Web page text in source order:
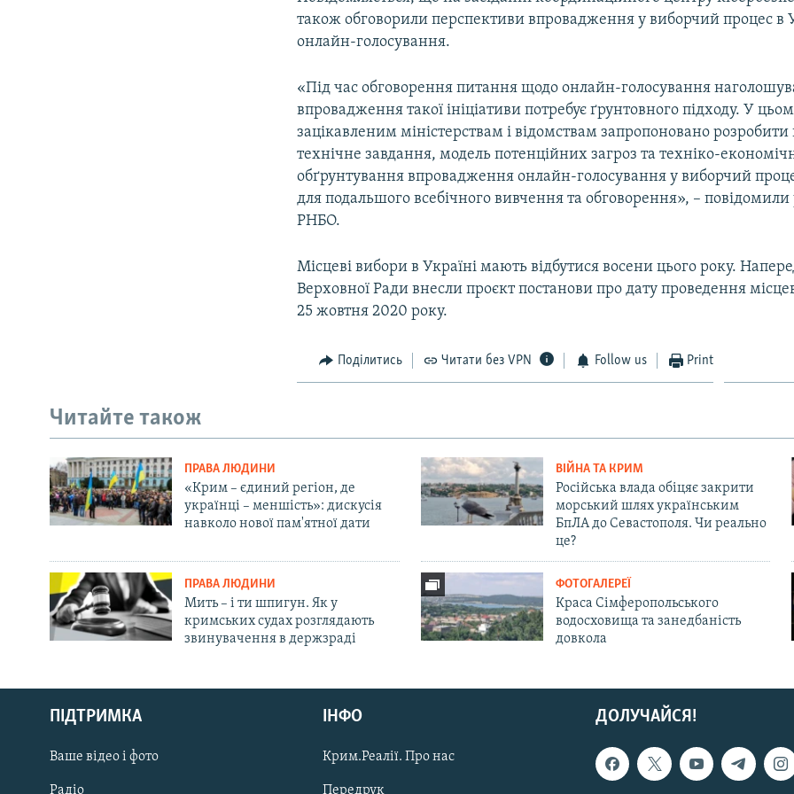
Русский
Qırımtatar
ДОЛУЧАЙСЯ!
також обговорили перспективи впровадження у виборчий процес в
онлайн-голосування.
«Під час обговорення питання щодо онлайн-голосування
впровадження такої ініціативи потребує ґрунтовного підходу. У
зацікавленим міністерствам і відомствам запропоновано
технічне завдання, модель потенційних загроз та техніко-
обґрунтування впровадження онлайн-голосування у виборчий
для подальшого всебічного вивчення та обговорення», – повідомили
РНБО.
Місцеві вибори в Україні мають відбутися восени цього року.
Верховної Ради внесли проєкт постанови про дату проведення
25 жовтня 2020 року.
Поділитись Читати без VPN Follow us Print
Читайте також
ПРАВА ЛЮДИНИ
«Крим – єдиний регіон, де
українці – меншість»: дискусія
навколо нової пам'ятної дати
ВІЙНА ТА КРИМ
Російська влада обіцяє закрити
морський шлях українським
БпЛА до Севастополя. Чи реально
це?
ПРАВА ЛЮДИНИ
Мить – і ти шпигун. Як у
кримських судах розглядають
звинувачення в держзраді
ФОТОГАЛЕРЕЇ
Краса Сімферопольського
водосховища та занедбаність
довкола
ДОЛУЧАЙСЯ!
ПІДТРИМКА
Ваше відео і фото
Радіо
ІНФО
Крим.Реалії. Про нас
Передрук